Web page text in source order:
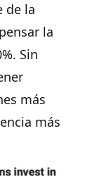
de la
la
Sin
más
más